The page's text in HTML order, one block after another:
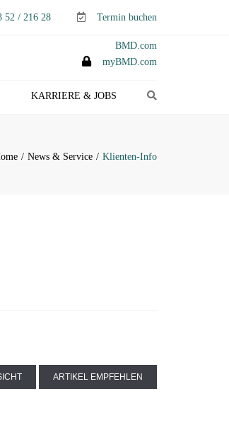
52 / 216 28 Termin buchen
BMD.com
myBMD.com
KARRIERE & JOBS
News & Service Klienten-Info
ARTIKEL EMPFEHLEN